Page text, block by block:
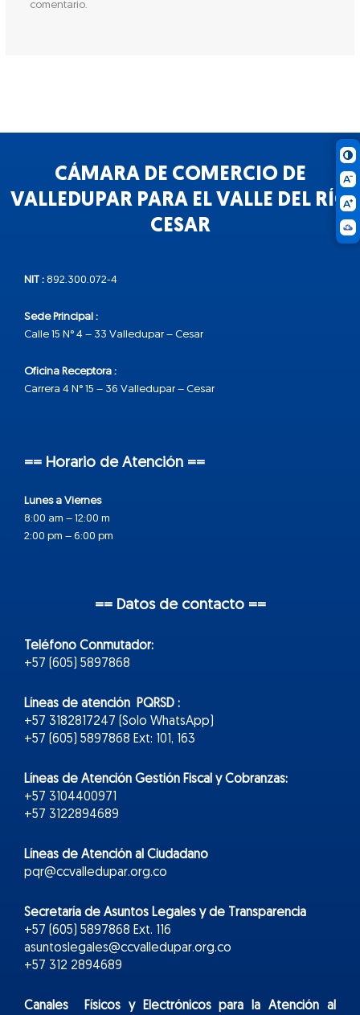
comentario.
CÁMARA DE COMERCIO DE
VALLEDUPAR PARA EL VALLE DEL RÍO
CESAR
NIT : 892.300.072-4
Sede Principal :
Calle 15 N° 4 – 33 Valledupar – Cesar
Oficina Receptora :
Carrera 4 N° 15 – 36 Valledupar – Cesar
== Horario de Atención ==
Lunes a Viernes
8:00 am – 12:00 m
2:00 pm – 6:00 pm
== Datos de contacto ==
Teléfono Conmutador:
+57 (605) 5897868
Líneas de atención PQRSD :
+57 3182817247 (Solo WhatsApp)
+57 (605) 5897868 Ext: 101, 163
Líneas de Atención Gestión Fiscal y Cobranzas:
+57 3104400971
+57 3122894689
Líneas de Atención al Ciudadano
pqr@ccvalledupar.org.co
Secretaría de Asuntos Legales y de Transparencia
+57 (605) 5897868 Ext. 116
asuntoslegales@ccvalledupar.org.co
+57 312 2894689
Canales Físicos yElectrónicospara la Atención al